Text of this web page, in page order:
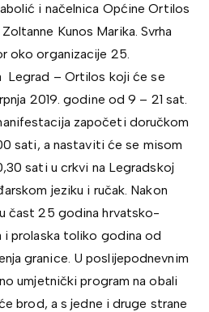
i načelnica Općine Ortilos
Kunos Marika. Svrha
oko organizacije 25.
Legrad – Ortilos koji će se
2019. godine od 9 – 21 sat.
započeti doručkom
sati, a nastaviti će se misom
sati u crkvi na Legradskoj
jeziku i ručak. Nakon
čast 25 godina hrvatsko-
prolaska toliko godina od
granice. U poslijepodnevnim
umjetnički program na obali
brod, a s jedne i druge strane